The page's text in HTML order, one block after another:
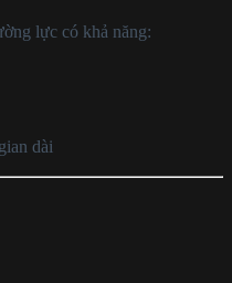
lực có khả năng:
dài